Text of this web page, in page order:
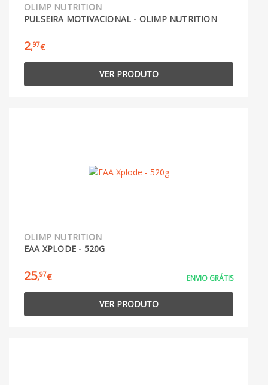
OLIMP NUTRITION
PULSEIRA MOTIVACIONAL - OLIMP NUTRITION
2,97€
VER PRODUTO
OLIMP NUTRITION
EAA XPLODE - 520G
25,97€ ENVIO GRÁTIS
VER PRODUTO